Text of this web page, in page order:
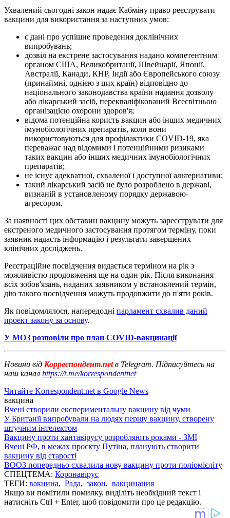
Ухвалений сьогодні закон надає Кабміну право реєструвати
вакцини для використання за наступних умов:
є дані про успішне проведення доклінічних
випробувань;
дозвіл на екстрене застосування надано компетентним
органом США, Великобританії, Швейцарії, Японії,
Австралії, Канади, КНР, Індії або Європейського союзу
(принаймні, однією з цих країн) відповідно до
національного законодавства країни надання дозволу
або лікарський засіб, перекваліфікований Всесвітньою
організацією охорони здоров'я;
відома потенційна користь вакцин або інших медичних
імунобіологічних препаратів, коли вони
використовуються для профілактики COVID-19, яка
переважає над відомими і потенційними ризиками
таких вакцин або інших медичних імунобіологічних
препаратів;
не існує адекватної, схваленої і доступної альтернативи;
такий лікарський засіб не було розроблено в державі,
визнаній в установленому порядку державою-
агресором.
За наявності цих обставин вакцину можуть зареєструвати для
екстреного медичного застосування протягом терміну, поки
заявник надасть інформацію і результати завершених
клінічних досліджень.
Реєстраційне посвідчення видається терміном на рік з
можливістю продовження ще на один рік. Після виконання
всіх зобов'язань, наданих заявником у встановлений термін,
дію такого посвідчення можуть продовжити до п'яти років.
Як повідомлялося, напередодні парламент схвалив даний
проект закону за основу.
У МОЗ розповіли про план COVID-вакцинації
Новини від Корреспондент.netв Telegram. Підписуйтесь на
наш канал https://t.me/korrespondentnet
Читайте Korrespondent.net в Google News
вакцина
Вчені створили експериментальну вакцину від чуми
У Британії випробували на людях першу вакцину, створену
штучним інтелектом
Вакцину проти хантавірусу розробляють роками - ЗМІ
Вчені РФ, в межах проєкту Путіна, планують створити
вакцину від старості
ВООЗ попередньо схвалила нову вакцину проти поліомієліту
СПЕЦТЕМА: Коронавірус
ТЕГИ: вакцина, Рада, закон, вакцинация
Якщо ви помітили помилку, виділіть необхідний текст і
натисніть Ctrl + Enter, щоб повідомити про це редакцію.